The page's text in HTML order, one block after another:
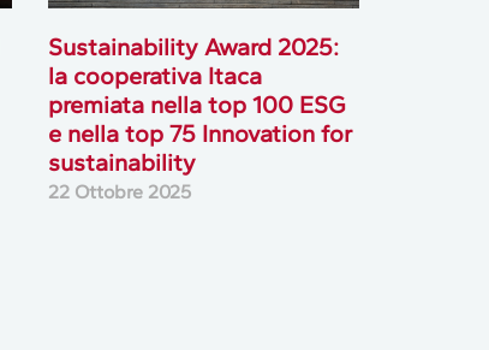
Sustainability Award 2025:
la cooperativa Itaca
premiata nella top 100 ESG
e nella top 75 Innovation for
sustainability
22 Ottobre 2025